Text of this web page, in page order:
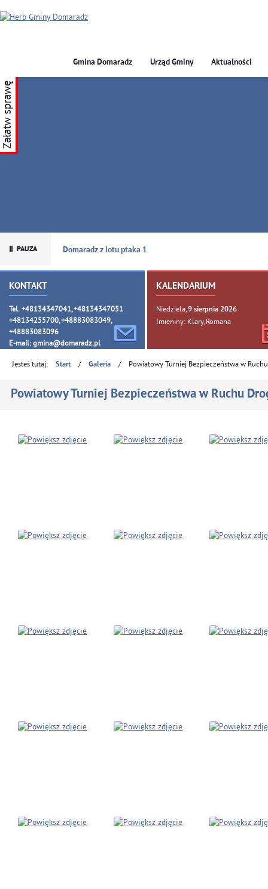
GMINA DOMARADZ
Gmina Domaradz Urząd Gminy Aktualności
KONTAKT
Tel. +48134347041, +48134347051
+48134255700, +48883083049,
+48883083096
E-mail: gmina@domaradz.pl
KALENDARIUM
Niedziela, 9sierpnia 2026
Imieniny: Klary, Romana
Załatw sprawę
Jesteś tutaj: Start / Galeria / Powiatowy Turniej Bezpieczeństwa w
Powiatowy Turniej Bezpieczeństwa w Ruchu